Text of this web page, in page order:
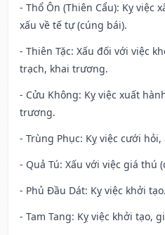
- Thổ Ôn (Thiên Cẩu): Kỵ việc
xấu về tế tự (cúng bái).
- Thiên Tặc: Xấu đối với việc
trạch, khai trương.
- Cửu Không: Kỵ việc xuất
trương.
- Trùng Phục: Kỵ việc cưới
- Quả Tú: Xấu với việc giá thú
- Phủ Đầu Dát: Kỵ việc khởi tạo.
- Tam Tang: Kỵ việc khởi tạo,